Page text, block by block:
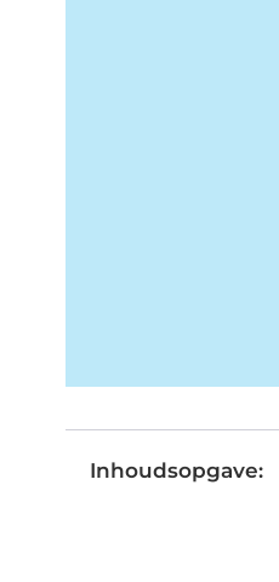
Inhoudsopgave: